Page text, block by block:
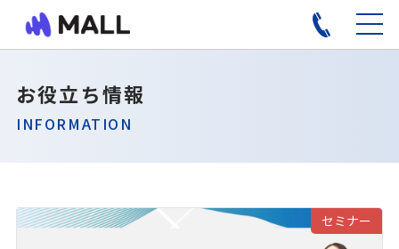
お役立ち情報
INFORMATION
セミナー